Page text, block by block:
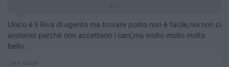
...
Unico è il Riva di ugento ma trovare posto non è facile,noi non ci
andiamo perché non accettano i cani,ma molto molto molto
bello.
jack russel